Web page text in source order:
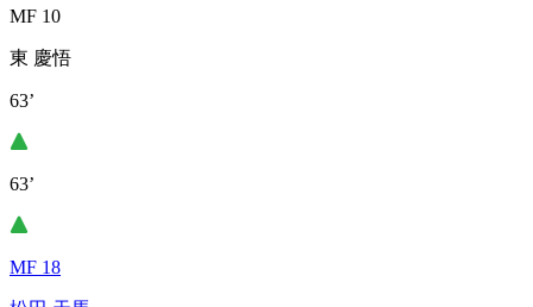
MF 10
東 慶悟
63’
63’
MF 18